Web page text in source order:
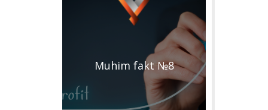
Muhim fakt №8